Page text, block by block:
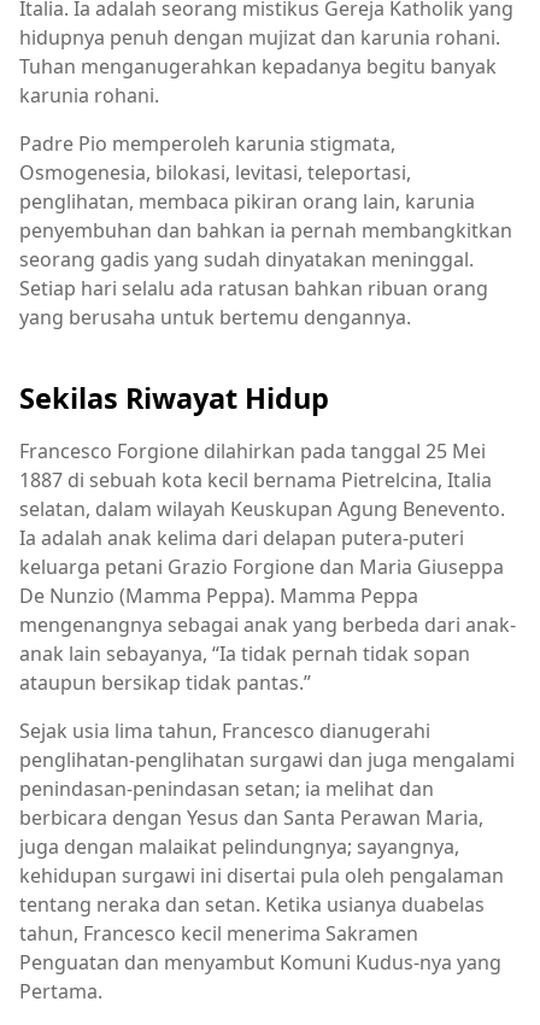
Italia. Ia adalah seorang mistikus Gereja Katholik yang
hidupnya penuh dengan mujizat dan karunia rohani.
Tuhan menganugerahkan kepadanya begitu banyak
karunia rohani.
Padre Pio memperoleh karunia stigmata,
Osmogenesia, bilokasi, levitasi, teleportasi,
penglihatan, membaca pikiran orang lain, karunia
penyembuhan dan bahkan ia pernah membangkitkan
seorang gadis yang sudah dinyatakan meninggal.
Setiap hari selalu ada ratusan bahkan ribuan orang
yang berusaha untuk bertemu dengannya.
Sekilas Riwayat Hidup
Francesco Forgione dilahirkan pada tanggal 25 Mei
1887 di sebuah kota kecil bernama Pietrelcina, Italia
selatan, dalam wilayah Keuskupan Agung Benevento.
Ia adalah anak kelima dari delapan putera-puteri
keluarga petani Grazio Forgione dan Maria Giuseppa
De Nunzio (Mamma Peppa). Mamma Peppa
mengenangnya sebagai anak yang berbeda dari anak-
anak lain sebayanya, “Ia tidak pernah tidak sopan
ataupun bersikap tidak pantas.”
Sejak usia lima tahun, Francesco dianugerahi
penglihatan-penglihatan surgawi dan juga mengalami
penindasan-penindasan setan; ia melihat dan
berbicara dengan Yesus dan Santa Perawan Maria,
juga dengan malaikat pelindungnya; sayangnya,
kehidupan surgawi ini disertai pula oleh pengalaman
tentang neraka dan setan. Ketika usianya duabelas
tahun, Francesco kecil menerima Sakramen
Penguatan dan menyambut Komuni Kudus-nya yang
Pertama.